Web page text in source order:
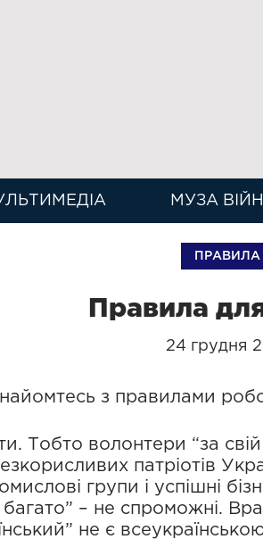
МУЗА
ПРАВИЛА
Правила
24 грудня
з правилами
Тобто волонтери “за
патріотів
групи і успішні
багато” – не спроможні.
не є